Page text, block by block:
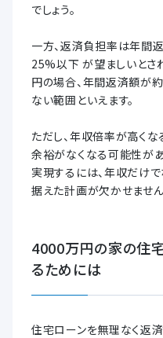
でしょう。
一方、返済負担率は年間
25%以下 が望ましいとさ
円の場合、年間返済額が
ない範囲といえます。
ただし、年収倍率が高く
余裕がなくなる可能性が
実現するには、年収だけ
据えた計画が欠かせません
4000万円の家の住
るためには
住宅ローンを無理なく返